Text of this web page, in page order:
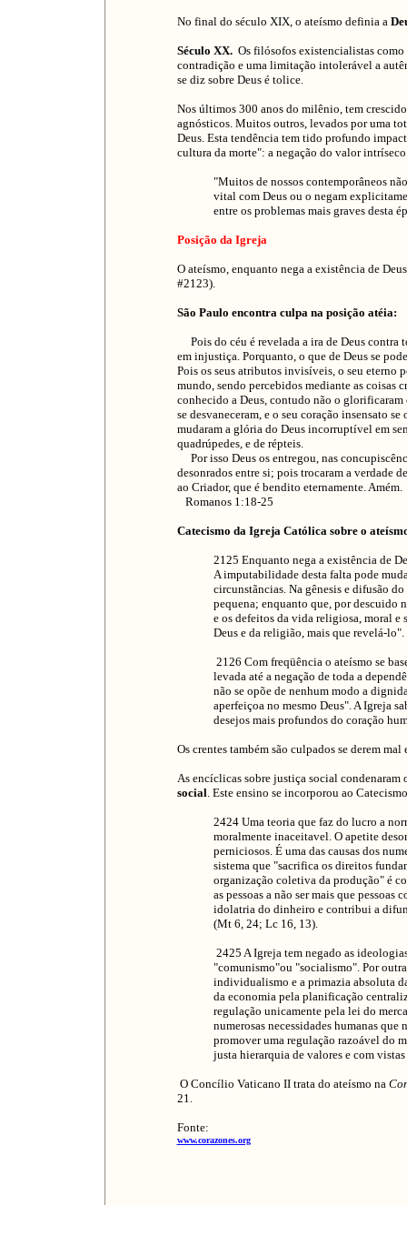
No final do século XIX, o ateísmo definia a
Século XX. Os filósofos existencialistas como
contradição e uma limitação intolerável a
se diz sobre Deus é tolice.
Nos últimos 300 anos do milênio, tem
agnósticos. Muitos outros, levados por uma
Deus. Esta tendência tem tido profundo
cultura da morte": a negação do valor
"Muitos de nossos contemporâneos
vital com Deus ou o negam
entre os problemas mais graves desta
Posição da Igreja
O ateísmo, enquanto nega a existência de
#2123).
São Paulo encontra culpa na posição atéia:
Pois do céu é revelada a ira de Deus contra
em injustiça. Porquanto, o que de Deus se
Pois os seus atributos invisíveis, o seu eterno
mundo, sendo percebidos mediante as coisas
conhecido a Deus, contudo não o glorificaram
se desvaneceram, e o seu coração insensato
mudaram a glória do Deus incorruptível em
quadrúpedes, e de répteis.
Por isso Deus os entregou, nas
desonrados entre si; pois trocaram a verdade
ao Criador, que é bendito eternamente. Amém.
Romanos 1:18-25
Catecismo da Igreja Católica sobre o
2125 Enquanto nega a existência de
A imputabilidade desta falta pode
circunstãncias. Na gênesis e difusão
pequena; enquanto que, por descuido
e os defeitos da vida religiosa, moral e
Deus e da religião, mais que revelá-lo".
2126 Com freqüência o ateísmo se
levada até a negação de toda a
não se opõe de nenhum modo a
aperfeiçoa no mesmo Deus". A Igreja
desejos mais profundos do coração
Os crentes também são culpados se derem
As encíclicas sobre justiça social condenaram
social. Este ensino se incorporou ao
2424 Uma teoria que faz do lucro a
moralmente inaceitavel. O apetite
perniciosos. É uma das causas dos
sistema que "sacrifica os direitos
organização coletiva da produção" é
as pessoas a não ser mais que
idolatria do dinheiro e contribui a
(Mt 6, 24; Lc 16, 13).
2425 A Igreja tem negado as
"comunismo"ou "socialismo". Por
individualismo e a primazia absoluta
da economia pela planificação
regulação unicamente pela lei do
numerosas necessidades humanas
promover uma regulação razoável do
justa hierarquia de valores e com
O Concílio Vaticano II trata do ateísmo na
21.
Fonte:
www.corazones.org